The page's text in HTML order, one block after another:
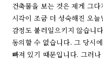
건축물을 보는 것은 제게 그
시각이 조금 더 성숙해진 오
감정도 불러일으키지 않습니
동의할 수 없습니다. 그 당시
빠져 있기 때문입니다. 그러